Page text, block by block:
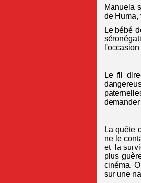
Manuela
de Huma,
Le bébé
Le fil
La quête
ne le
et la
plus
cinéma.
sur une